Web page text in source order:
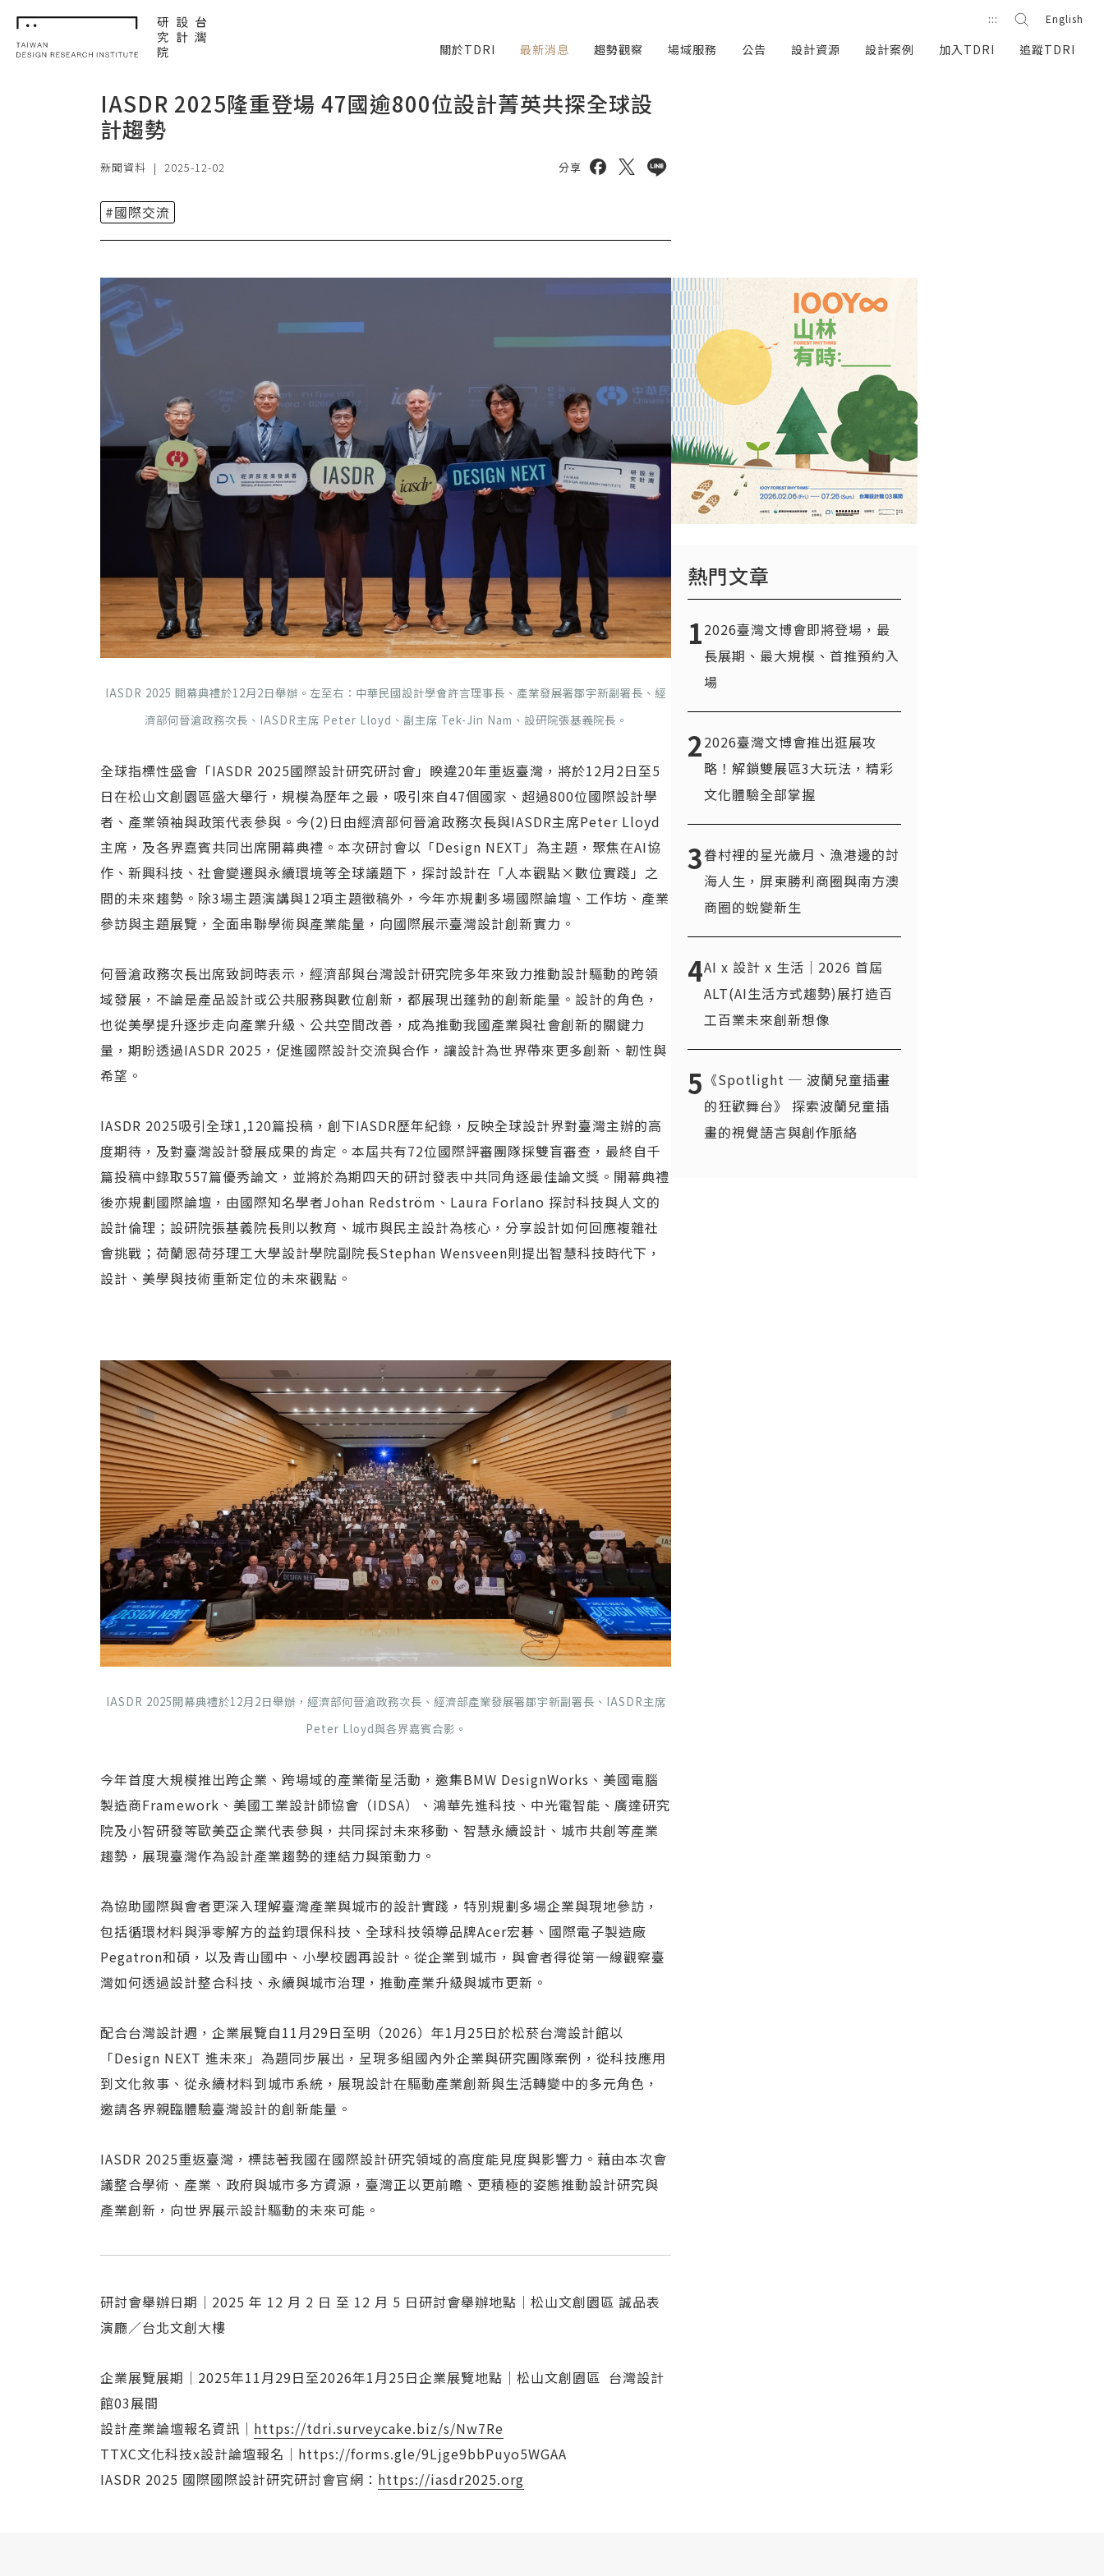
TDRI ::: 站內搜尋
搜尋按鈕
English
關於TDRI 最新消息 趨勢觀察 場域服務 公告 設計資源 設計案例 加入TDRI 追蹤TDRI
IASDR 2025隆重登場 47國逾800位設計菁英共探全球設
計趨勢
新聞資料 | 2025-12-02 分享 分享到 facebook
分享到 twitter
分享到 line
#國際交流
IASDR 2025 開幕典禮於12月2日舉辦。左至右：中華民國設計學會許言理事長、產業發展署鄒宇新副署長、經
濟部何晉滄政務次長、IASDR主席 Peter Lloyd、副主席 Tek-Jin Nam、設研院張基義院長。
全球指標性盛會「IASDR 2025國際設計研究研討會」睽違20年重返臺灣，將於12月2日至5
日在松山文創園區盛大舉行，規模為歷年之最，吸引來自47個國家、超過800位國際設計學
者、產業領袖與政策代表參與。今(2)日由經濟部何晉滄政務次長與IASDR主席Peter Lloyd
主席，及各界嘉賓共同出席開幕典禮。本次研討會以「Design NEXT」為主題，聚焦在AI協
作、新興科技、社會變遷與永續環境等全球議題下，探討設計在「人本觀點×數位實踐」之
間的未來趨勢。除3場主題演講與12項主題徵稿外，今年亦規劃多場國際論壇、工作坊、產業
參訪與主題展覽，全面串聯學術與產業能量，向國際展示臺灣設計創新實力。
何晉滄政務次長出席致詞時表示，經濟部與台灣設計研究院多年來致力推動設計驅動的跨領
域發展，不論是產品設計或公共服務與數位創新，都展現出蓬勃的創新能量。設計的角色，
也從美學提升逐步走向產業升級、公共空間改善，成為推動我國產業與社會創新的關鍵力
量，期盼透過IASDR 2025，促進國際設計交流與合作，讓設計為世界帶來更多創新、韌性與
希望。
IASDR 2025吸引全球1,120篇投稿，創下IASDR歷年紀錄，反映全球設計界對臺灣主辦的高
度期待，及對臺灣設計發展成果的肯定。本屆共有72位國際評審團隊採雙盲審查，最終自千
篇投稿中錄取557篇優秀論文，並將於為期四天的研討發表中共同角逐最佳論文獎。開幕典禮
後亦規劃國際論壇，由國際知名學者Johan Redström、Laura Forlano 探討科技與人文的
設計倫理；設研院張基義院長則以教育、城市與民主設計為核心，分享設計如何回應複雜社
會挑戰；荷蘭恩荷芬理工大學設計學院副院長Stephan Wensveen則提出智慧科技時代下，
設計、美學與技術重新定位的未來觀點。
IASDR 2025開幕典禮於12月2日舉辦，經濟部何晉滄政務次長、經濟部產業發展署鄒宇新副署長、IASDR主席
Peter Lloyd與各界嘉賓合影。
今年首度大規模推出跨企業、跨場域的產業衛星活動，邀集BMW DesignWorks、美國電腦
製造商Framework、美國工業設計師協會（IDSA）、鴻華先進科技、中光電智能、廣達研究
院及小智研發等歐美亞企業代表參與，共同探討未來移動、智慧永續設計、城市共創等產業
趨勢，展現臺灣作為設計產業趨勢的連結力與策動力。
為協助國際與會者更深入理解臺灣產業與城市的設計實踐，特別規劃多場企業與現地參訪，
包括循環材料與淨零解方的益鈞環保科技、全球科技領導品牌Acer宏碁、國際電子製造廠
Pegatron和碩，以及青山國中、小學校園再設計。從企業到城市，與會者得從第一線觀察臺
灣如何透過設計整合科技、永續與城市治理，推動產業升級與城市更新。
配合台灣設計週，企業展覽自11月29日至明（2026）年1月25日於松菸台灣設計館以
「Design NEXT 進未來」為題同步展出，呈現多組國內外企業與研究團隊案例，從科技應用
到文化敘事、從永續材料到城市系統，展現設計在驅動產業創新與生活轉變中的多元角色，
邀請各界親臨體驗臺灣設計的創新能量。
IASDR 2025重返臺灣，標誌著我國在國際設計研究領域的高度能見度與影響力。藉由本次會
議整合學術、產業、政府與城市多方資源，臺灣正以更前瞻、更積極的姿態推動設計研究與
產業創新，向世界展示設計驅動的未來可能。
研討會舉辦日期｜2025 年 12 月 2 日 至 12 月 5 日研討會舉辦地點｜松山文創園區 誠品表
演廳／台北文創大樓
企業展覽展期｜2025年11月29日至2026年1月25日企業展覽地點｜松山文創園區 台灣設計
館03展間
設計產業論壇報名資訊｜ https://tdri.surveycake.biz/s/Nw7Re
TTXC文化科技x設計論壇報名｜https://forms.gle/9Ljge9bbPuyo5WGAA
IASDR 2025 國際國際設計研究研討會官網： https://iasdr2025.org
熱門文章
12026臺灣文博會即將登場，最
長展期、最大規模、首推預約入
場
22026臺灣文博會推出逛展攻
略！解鎖雙展區3大玩法，精彩
文化體驗全部掌握
3眷村裡的星光歲月、漁港邊的討
海人生，屏東勝利商圈與南方澳
商圈的蛻變新生
4AI x 設計 x 生活｜2026 首屆
ALT(AI生活方式趨勢)展打造百
工百業未來創新想像
5 《Spotlight ─ 波蘭兒童插畫
的狂歡舞台》 探索波蘭兒童插
畫的視覺語言與創作脈絡